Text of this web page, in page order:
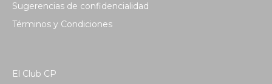
Sugerencias de confidencialidad
Términos y Condiciones
El Club CP